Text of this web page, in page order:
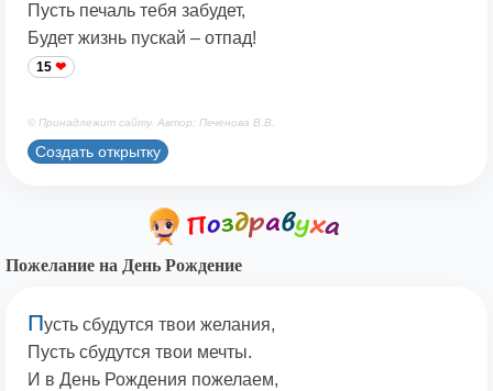
Пусть печаль тебя забудет,
Будет жизнь пускай – отпад!
15
© Принадлежит сайту. Автор: Печенова В.В.
Создать открытку
Пожелание на День Рождение
Пусть сбудутся твои желания,
Пусть сбудутся твои мечты.
И в День Рождения пожелаем,